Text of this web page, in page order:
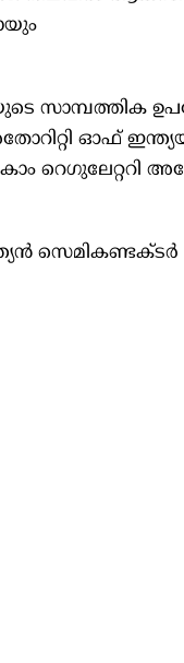
സാമ്പത്തിക
ഓഫ്
റെഗുലേറ്ററി